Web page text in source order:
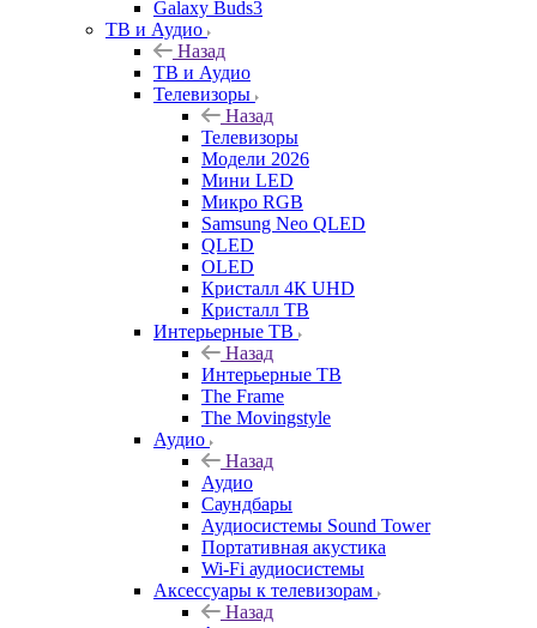
Galaxy Buds3
ТВ и Аудио
Назад
ТВ и Аудио
Телевизоры
Назад
Телевизоры
Модели 2026
Мини LED
Микро RGB
Samsung Neo QLED
QLED
OLED
Кристалл 4К UHD
Кристалл ТВ
Интерьерные ТВ
Назад
Интерьерные ТВ
The Frame
The Movingstyle
Аудио
Назад
Аудио
Саундбары
Аудиосистемы Sound Tower
Портативная акустика
Wi-Fi аудиосистемы
Аксессуары к телевизорам
Назад